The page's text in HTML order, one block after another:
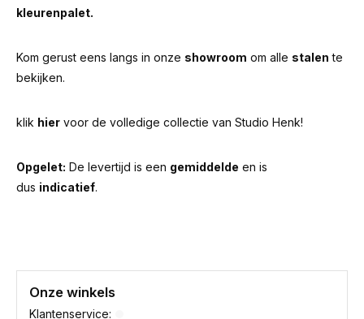
kleurenpalet.
Kom gerust eens langs in onze showroom om alle stalen te
bekijken.
klik hier voor de volledige collectie van Studio Henk!
Opgelet: De levertijd is een gemiddelde en is
dus indicatief.
Onze winkels
Klantenservice: